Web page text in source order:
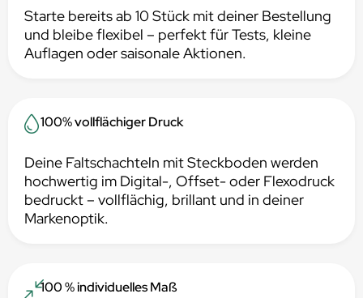
Starte bereits ab 10 Stück mit deiner Bestellung
und bleibe flexibel – perfekt für Tests, kleine
Auflagen oder saisonale Aktionen.
100% vollflächiger Druck
Deine Faltschachteln mit Steckboden werden
hochwertig im Digital-, Offset- oder Flexodruck
bedruckt – vollflächig, brillant und in deiner
Markenoptik.
100 % individuelles Maß